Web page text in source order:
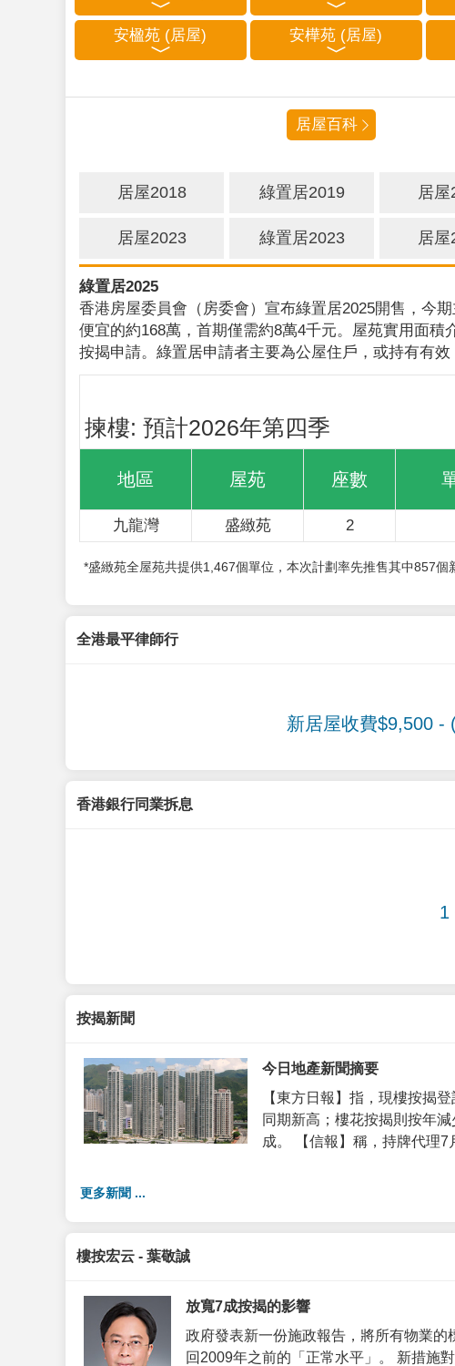
安楹苑 (居屋) 安樺苑 (居屋)
居屋百科
居屋2018 綠置居2019 居屋
居屋2023 綠置居2023 居屋
綠置居2025
香港房屋委員會（房委會）宣布綠置居2025開售，今
便宜的約168萬，首期僅需約8萬4千元。屋苑實用面
按揭申請。綠置居申請者主要為公屋住戶，或持有有效
揀樓: 預計2026年第四季
地區 屋苑 座數
九龍灣 盛緻苑 2
*盛緻苑全屋苑共提供1,467個單位，本次計劃率先推售其中857
全港最平律師行
新居屋收費$9,500 -
香港銀行同業拆息
1
按揭新聞
今日地產新聞摘要
【東方日報】指，現樓按揭
同期新高；樓花按揭則按年
成。 【信報】稱，持牌代理7
更多新聞 ...
樓按宏云 - 葉敬誠
放寬7成按揭的影響
政府發表新一份施政報告，將所有物業
回2009年之前的「正常水平」。 新措施